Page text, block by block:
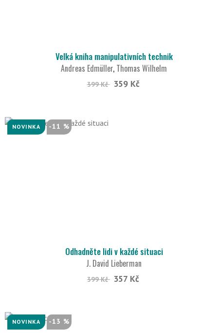
Velká kniha manipulativních technik
Andreas Edmüller, Thomas Wilhelm
399 Kč 359 Kč
NOVINKA -11 %
Odhadněte lidi v každé situaci
J. David Lieberman
399 Kč 357 Kč
NOVINKA -13 %